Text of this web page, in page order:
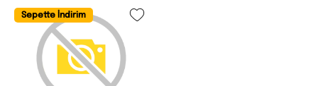
Sepette İndirim